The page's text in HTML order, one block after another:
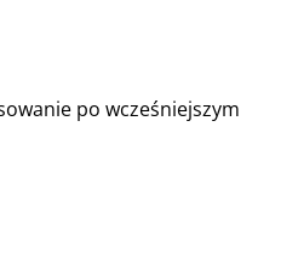
po wcześniejszym